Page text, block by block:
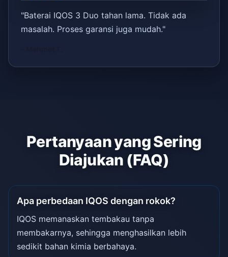
"Baterai IQOS 3 Duo tahan lama. Tidak ada
masalah. Proses garansi juga mudah."
Pertanyaan yang Sering
Diajukan (FAQ)
Apa perbedaan IQOS dengan rokok?
IQOS memanaskan tembakau tanpa
membakarnya, sehingga menghasilkan lebih
sedikit bahan kimia berbahaya.